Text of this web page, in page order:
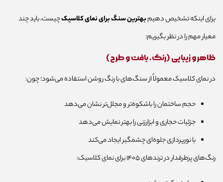
برای اینکه تشخیص دهیمبهترین سنگ برای نمای کلاسیکچیست، باید چند
معیار مهم را در نظر بگیریم:
ظاهر و زیبایی (رنگ، بافت و طرح)
در نمای کلاسیک معمولاً از سنگ‌های با رنگ روشن استفاده می‌شود؛ چون:
حجم ساختمان را باشکوه‌تر و مجلل‌تر نشان می‌دهد
جزئیات حجاری و ابزارزنی را بهتر نمایش می‌دهد
با نورپردازی جلوه‌ای چشمگیر ایجاد می‌کند
رنگ‌های پرطرفدار در ترندهای ۱۴۰۵ برای نمای کلاسیک: